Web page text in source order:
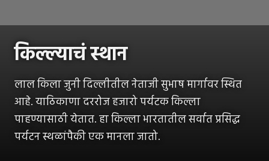
किल्ल्याचं स्थान
लाल किला जुनी दिल्लीतील नेताजी सुभाष मार्गावर स्थित
आहे. याठिकाणा दररोज हजारो पर्यटक किल्ला
पाहण्यासाठी येतात. हा किल्ला भारतातील सर्वात प्रसिद्ध
पर्यटन स्थळांपैकी एक मानला जातो.